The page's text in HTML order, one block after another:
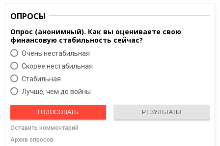
ОПРОСЫ
Опрос (анонимный). Как вы оцениваете свою
финансовую стабильность сейчас?
Очень нестабильная
Скорее нестабильная
Cтабильная
Лучше, чем до войны
ГОЛОСОВАТЬ РЕЗУЛЬТАТЫ
Оставить комментарий
Архив опросов